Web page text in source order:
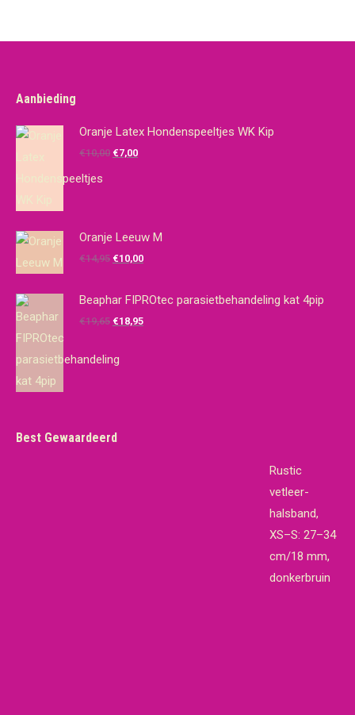
Aanbieding
Oranje Latex Hondenspeeltjes WK Kip
€10,00 Oorspronkelijke
€7,00Huidige
Oranje Leeuw M
€14,95 Oorspronkelijke
was:
€14,95.
€10,00Huidige
is:
€10,00.
Beaphar FIPROtec parasietbehandeling kat 4pip
€19,65 Oorspronkelijke
was:
€18,95Huidige
Best Gewaardeerd
Rustic
vetleer-
halsband,
XS–S: 27–34
cm/18 mm,
donkerbruin